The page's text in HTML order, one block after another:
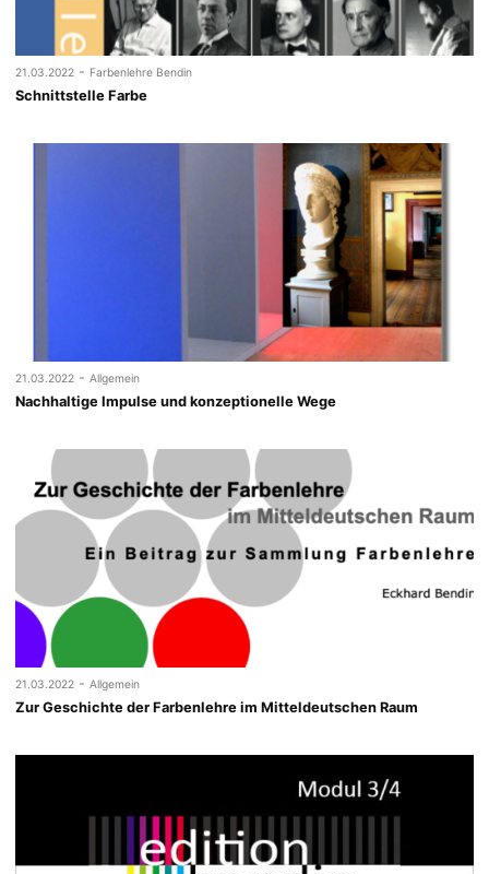
21.03.2022 - Farbenlehre Bendin
Schnittstelle Farbe
21.03.2022 - Allgemein
Nachhaltige Impulse und konzeptionelle Wege
21.03.2022 - Allgemein
Zur Geschichte der Farbenlehre im Mitteldeutschen Raum